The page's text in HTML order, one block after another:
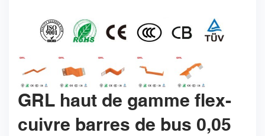
GRL haut de gamme flex-
cuivre barres de bus 0,05